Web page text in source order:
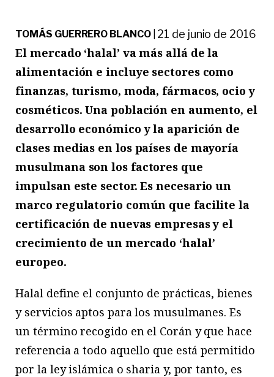
TOMÁS GUERRERO BLANCO| 21 de junio de 2016
El mercado ‘halal’ va más allá de la
alimentación e incluye sectores como
finanzas, turismo, moda, fármacos, ocio y
cosméticos. Una población en aumento, el
desarrollo económico y la aparición de
clases medias en los países de mayoría
musulmana son los factores que
impulsan este sector. Es necesario un
marco regulatorio común que facilite la
certificación de nuevas empresas y el
crecimiento de un mercado ‘halal’
europeo.
Halal define el conjunto de prácticas, bienes
y servicios aptos para los musulmanes. Es
un término recogido en el Corán y que hace
referencia a todo aquello que está permitido
por la ley islámica o sharia y, por tanto, es